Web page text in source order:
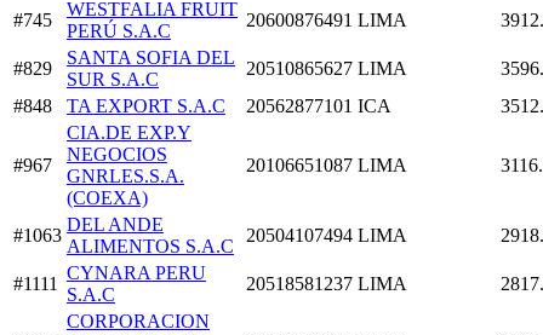
#745
WESTFALIA FRUIT
PERÚ S.A.C
20600876491 LIMA
#829
SANTA SOFIA DEL
SUR S.A.C
20510865627 LIMA
#848
TA EXPORT S.A.C 20562877101 ICA
#967
CIA.DE EXP.Y
NEGOCIOS
GNRLES.S.A.
(COEXA)
20106651087 LIMA
#1063
DEL ANDE
ALIMENTOS S.A.C
20504107494 LIMA
#1111
CYNARA PERU
S.A.C
20518581237 LIMA
CORPORACION